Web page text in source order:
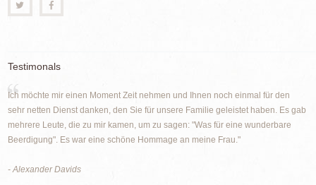
Testimonals
Ich möchte mir einen Moment Zeit nehmen und Ihnen noch einmal für den
sehr netten Dienst danken, den Sie für unsere Familie geleistet haben. Es gab
mehrere Leute, die zu mir kamen, um zu sagen: "Was für eine wunderbare
Beerdigung". Es war eine schöne Hommage an meine Frau."
- Alexander Davids